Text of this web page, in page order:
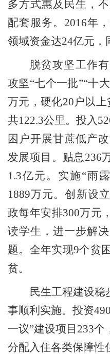
多方式惠及民生，
配套服务。 2016年
领域资金达24亿元，
脱贫攻坚工作
攻坚“七个一批”“十
万元，硬化20户以
共122.3公里。投入
困户开展甘蔗低产
发展项目。贴息236
1.3亿元。实施“雨
1889万元。创新设立
政每年安排300万元
读学生，进一步解
题。全年实现9个贫
贫。
民生工程建设稳
事顺利实施。投资
一议”建设项目 233个
分配入住各类保障性